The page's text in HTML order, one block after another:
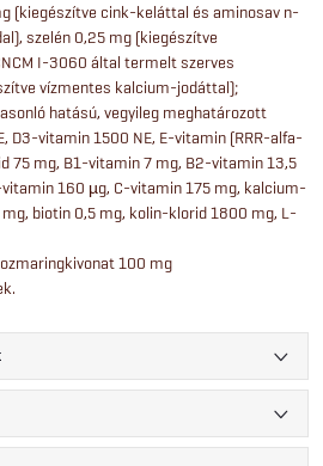
(kiegészítve cink-keláttal és aminosav n-
szelén 0,25 mg (kiegészítve
I-3060 által termelt szerves
vízmentes kalcium-jodáttal);
hatású, vegyileg meghatározott
D3-vitamin 1500 NE, E-vitamin (RRR-alfa-
75 mg, B1-vitamin 7 mg, B2-vitamin 13,5
160 µg, C-vitamin 175 mg, kalcium-
biotin 0,5 mg, kolin-klorid 1800 mg, L-
100 mg